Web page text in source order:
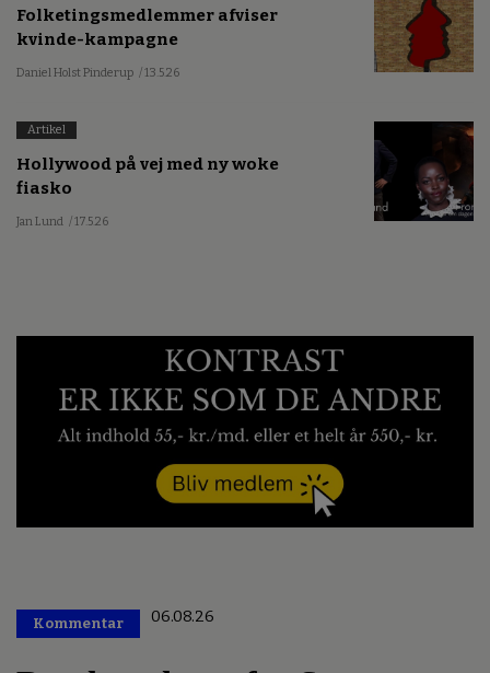
Folketingsmedlemmer afviser
kvinde-kampagne
Daniel Holst Pinderup / 13.5.26
Artikel
Hollywood på vej med ny woke
fiasko
Jan Lund / 17.5.26
Kommentar 06.08.26